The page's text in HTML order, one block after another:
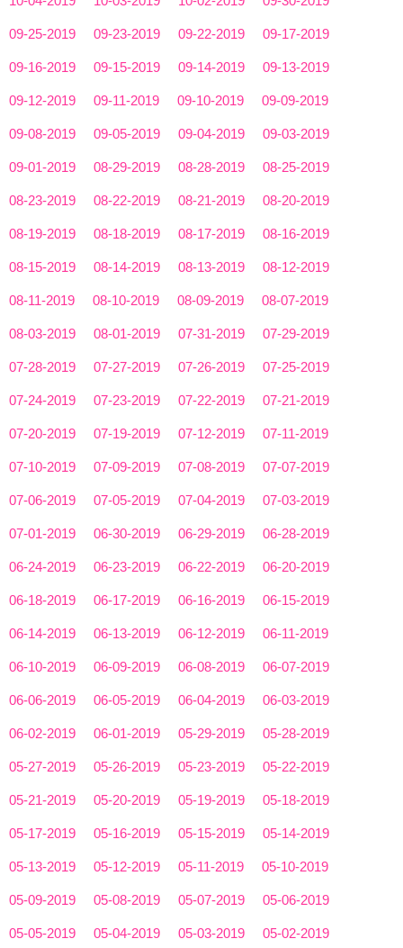
09-25-2019 09-23-2019 09-22-2019 09-17-2019
09-16-2019 09-15-2019 09-14-2019 09-13-2019
09-12-2019 09-11-2019 09-10-2019 09-09-2019
09-08-2019 09-05-2019 09-04-2019 09-03-2019
09-01-2019 08-29-2019 08-28-2019 08-25-2019
08-23-2019 08-22-2019 08-21-2019 08-20-2019
08-19-2019 08-18-2019 08-17-2019 08-16-2019
08-15-2019 08-14-2019 08-13-2019 08-12-2019
08-11-2019 08-10-2019 08-09-2019 08-07-2019
08-03-2019 08-01-2019 07-31-2019 07-29-2019
07-28-2019 07-27-2019 07-26-2019 07-25-2019
07-24-2019 07-23-2019 07-22-2019 07-21-2019
07-20-2019 07-19-2019 07-12-2019 07-11-2019
07-10-2019 07-09-2019 07-08-2019 07-07-2019
07-06-2019 07-05-2019 07-04-2019 07-03-2019
07-01-2019 06-30-2019 06-29-2019 06-28-2019
06-24-2019 06-23-2019 06-22-2019 06-20-2019
06-18-2019 06-17-2019 06-16-2019 06-15-2019
06-14-2019 06-13-2019 06-12-2019 06-11-2019
06-10-2019 06-09-2019 06-08-2019 06-07-2019
06-06-2019 06-05-2019 06-04-2019 06-03-2019
06-02-2019 06-01-2019 05-29-2019 05-28-2019
05-27-2019 05-26-2019 05-23-2019 05-22-2019
05-21-2019 05-20-2019 05-19-2019 05-18-2019
05-17-2019 05-16-2019 05-15-2019 05-14-2019
05-13-2019 05-12-2019 05-11-2019 05-10-2019
05-09-2019 05-08-2019 05-07-2019 05-06-2019
05-05-2019 05-04-2019 05-03-2019 05-02-2019